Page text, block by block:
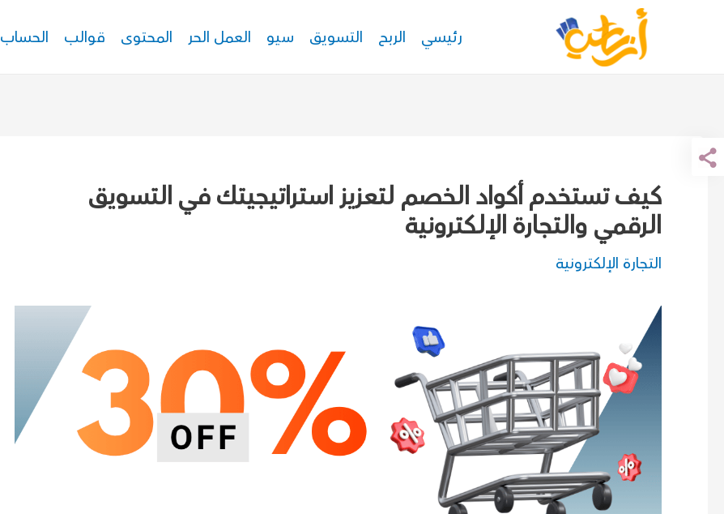
رئيسي الربح التسويق سيو العمل الحر المحتوى قوالب الحساب
كيف تستخدم أكواد الخصم لتعزيز استراتيجيتك في التسويق
الرقمي والتجارة الإلكترونية
التجارة الإلكترونية